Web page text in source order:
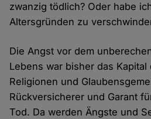
zwanzig tödlich? Oder habe
Altersgründen zu
Die Angst vor dem
Lebens war bisher das Kapital
Religionen und
Rückversicherer und Garant
Tod. Da werden Ängste und